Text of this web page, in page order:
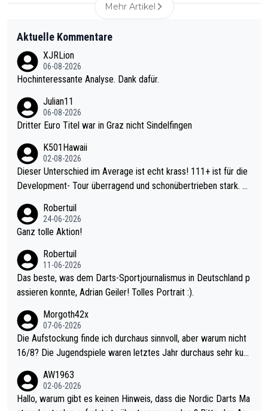
Mehr Artikel
Aktuelle Kommentare
XJRLion
06-08-2026
Hochinteressante Analyse. Dank dafür.
Julian11
06-08-2026
Dritter Euro Titel war in Graz nicht Sindelfingen
K501Hawaii
02-08-2026
Dieser Unterschied im Average ist echt krass! 111+ ist für die
Development- Tour überragend und schonübertrieben stark. U
mal 40+ erst recht. Da gewinnst keinen Blumentopf - ist ja noc
h krasser wie ein Pokalspiel eines Kreisligisten vs einem Bund
Robertuil
24-06-2026
Ganz tolle Aktion!
Robertuil
11-06-2026
Das beste, was dem Darts-Sportjournalismus in Deutschland p
assieren konnte, Adrian Geiler! Tolles Portrait :).
Morgoth42x
07-06-2026
Die Aufstockung finde ich durchaus sinnvoll, aber warum nicht
16/8? Die Jugendspiele waren letztes Jahr durchaus sehr kurz
Allerdings ist Mitchell Lawrie als Nummer 1 der Welt eh qualifi
ziert. Somit ändert die automatische Qualifikation des Weltmei
AW1963
02-06-2026
Hallo, warum gibt es keinen Hinweis, dass die Nordic Darts Ma